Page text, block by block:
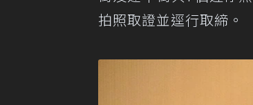
拍照取證並逕行取締。